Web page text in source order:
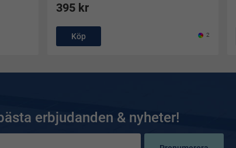
395 kr
Köp 2
erbjudanden & nyheter!